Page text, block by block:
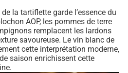
la tartiflette garde l’essence du
AOP, les pommes de terre
remplacent les lardons
savoureuse. Le vin blanc de
cette interprétation moderne,
saison enrichissent cette